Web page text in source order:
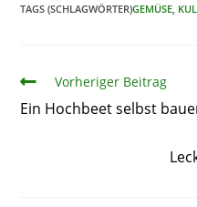
TAGS (SCHLAGWÖRTER)GEMÜSE
ArtikelVorheriger Beitrag
Ein Hochbeet selbst